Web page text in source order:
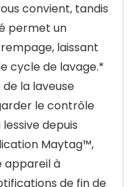
convient, tandis
permet un
laissant
cycle de lavage.*
la laveuse
le contrôle
depuis
Maytag™,
appareil à
de fin de